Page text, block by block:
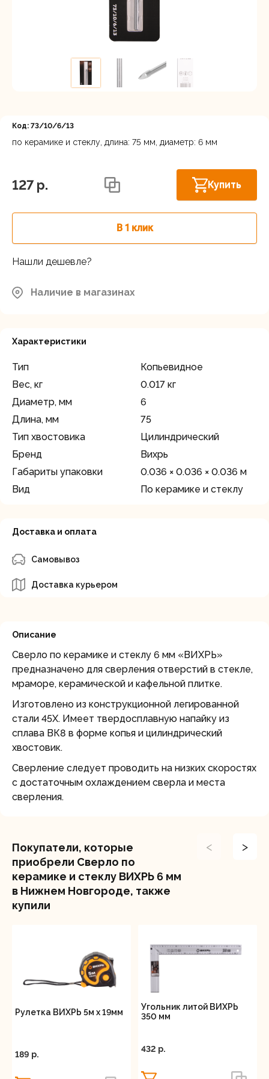
Код: 73/10/6/13
по керамике и стеклу, длина: 75 мм, диаметр: 6 мм
127 p. Купить
В 1 клик
Нашли дешевле?
Наличие в магазинах
Характеристики
Тип
Копьевидное
Вес, кг
0.017 кг
Диаметр, мм
6
Длина, мм
75
Тип хвостовика
Цилиндрический
Бренд
Вихрь
Габариты упаковки
0.036 × 0.036 × 0.036 м
Вид
По керамике и стеклу
Доставка и оплата
Самовывоз
Доставка курьером
Описание
Сверло по керамике и стеклу 6 мм «ВИХРЬ»
предназначено для сверления отверстий в стекле,
мраморе, керамической и кафельной плитке.
Изготовлено из конструкционной легированной
стали 45Х. Имеет твердосплавную напайку из
сплава ВК8 в форме копья и цилиндрический
хвостовик.
Сверление следует проводить на низких скоростях
с достаточным охлаждением сверла и места
сверления.
Покупатели, которые
приобрели Сверло по
керамике и стеклу ВИХРЬ 6 мм
в Нижнем Новгороде, также
купили
< >
Рулетка ВИХРЬ 5м х 19мм
189 p.
Угольник литой ВИХРЬ
350 мм
432 p.
Регистрация